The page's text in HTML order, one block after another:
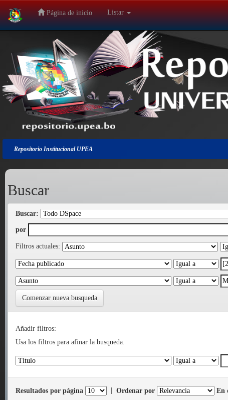
Salir
navegación
Página de inicio Listar
Repositorio Institucional UPEA
Buscar
Buscar:
por
Filtros actuales:
Comenzar nueva busqueda
Añadir filtros:
Usa los filtros para afinar la busqueda.
Resultados por página Ordenar por En